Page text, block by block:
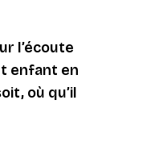
l’écoute
enfant en
où qu’il